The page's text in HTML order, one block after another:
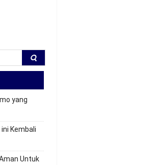
yang
Kembali
Untuk